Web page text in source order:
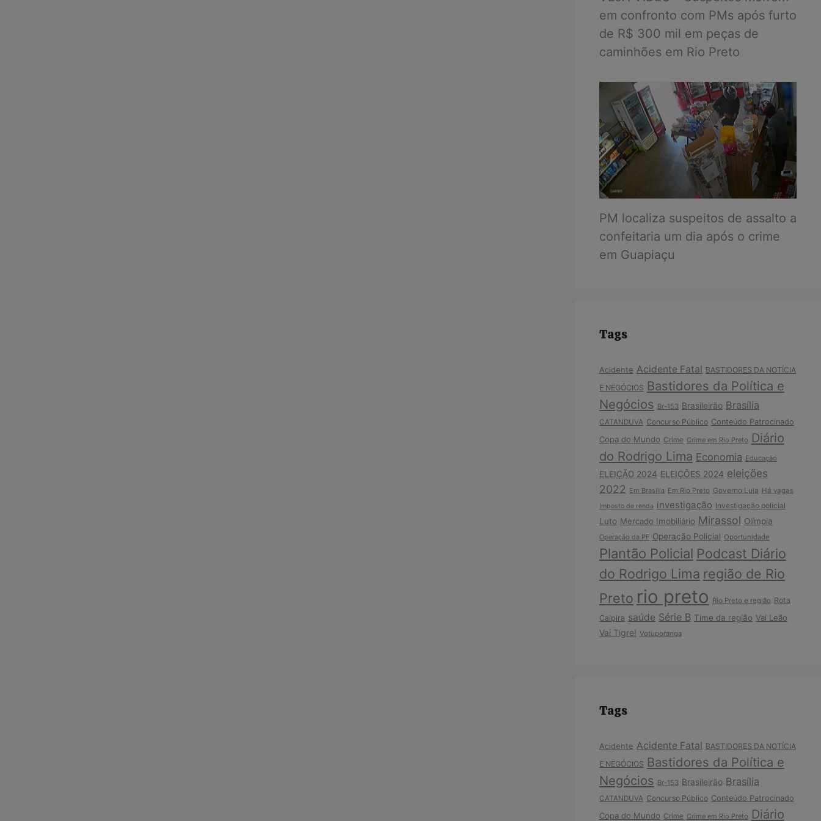
em confronto com PMs após furto
de R$ 300 mil em peças de
caminhões em Rio Preto
PM localiza suspeitos de assalto a
confeitaria um dia após o crime
em Guapiaçu
Tags
Acidente Acidente Fatal BASTIDORES DA NOTÍCIA
E NEGÓCIOS Bastidores da Política e
Negócios Br-153 Brasileirão Brasília
CATANDUVA Concurso Público Conteúdo Patrocinado
Copa do Mundo Crime Crime em Rio Preto Diário
do Rodrigo Lima Economia Educação
ELEIÇÃO 2024 ELEIÇÕES 2024 eleições
2022 Em Brasília Em Rio Preto Governo Lula Há vagas
Imposto de renda investigação Investigação policial
Luto Mercado Imobiliário Mirassol Olímpia
Operação da PF Operação Policial Oportunidade
Plantão Policial Podcast Diário
do Rodrigo Lima região de Rio
Preto rio preto Rio Preto e região Rota
Caipira saúde Série B Time da região Vai Leão
Vai Tigre! Votuporanga
Tags
Acidente Acidente Fatal BASTIDORES DA NOTÍCIA
E NEGÓCIOS Bastidores da Política e
Negócios Br-153 Brasileirão Brasília
CATANDUVA Concurso Público Conteúdo Patrocinado
Copa do Mundo Crime Crime em Rio Preto Diário